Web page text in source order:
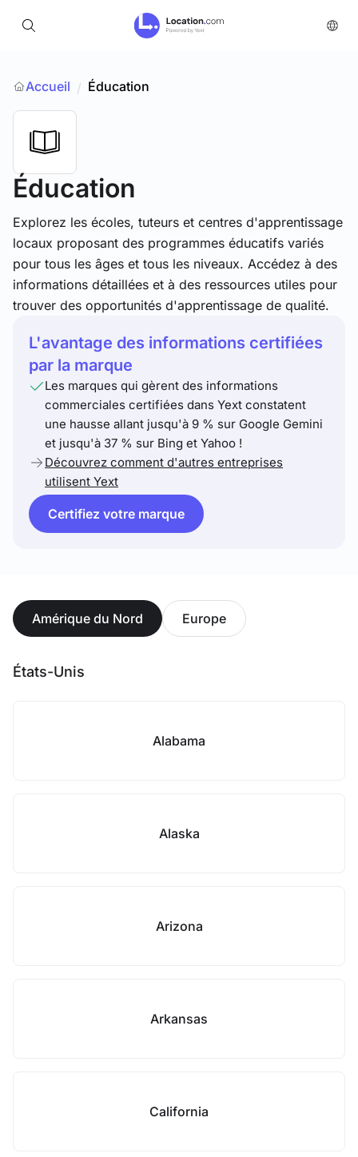
Accueil / Éducation
Éducation
Explorez les écoles, tuteurs et centres d'apprentissage
locaux proposant des programmes éducatifs variés
pour tous les âges et tous les niveaux. Accédez à des
informations détaillées et à des ressources utiles pour
trouver des opportunités d'apprentissage de qualité.
L'avantage des informations certifiées
par la marque
Les marques qui gèrent des informations
commerciales certifiées dans Yext constatent
une hausse allant jusqu'à 9 % sur Google Gemini
et jusqu'à 37 % sur Bing et Yahoo !
Découvrez comment d'autres entreprises
utilisent Yext
Certifiez votre marque
Amérique du Nord Europe
États-Unis
Alabama
Alaska
Arizona
Arkansas
California